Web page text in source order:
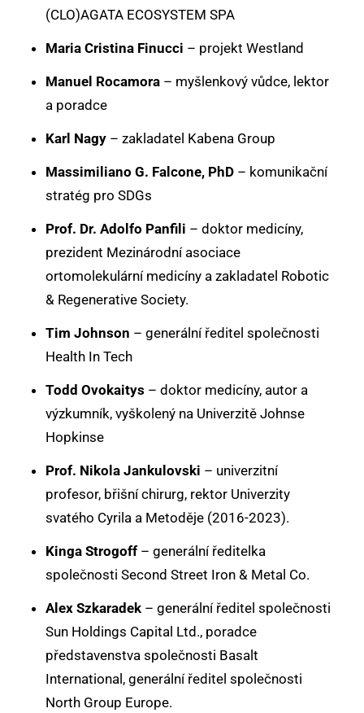
(CLO)AGATA ECOSYSTEM SPA
Maria Cristina Finucci – projekt Westland
Manuel Rocamora – myšlenkový vůdce, lektor
a poradce
Karl Nagy – zakladatel Kabena Group
Massimiliano G. Falcone, PhD – komunikační
stratég pro SDGs
Prof. Dr. Adolfo Panfili – doktor medicíny,
prezident Mezinárodní asociace
ortomolekulární medicíny a zakladatel Robotic
& Regenerative Society.
Tim Johnson – generální ředitel společnosti
Health In Tech
Todd Ovokaitys – doktor medicíny, autor a
výzkumník, vyškolený na Univerzitě Johnse
Hopkinse
Prof. Nikola Jankulovski – univerzitní
profesor, břišní chirurg, rektor Univerzity
svatého Cyrila a Metoděje (2016-2023).
Kinga Strogoff – generální ředitelka
společnosti Second Street Iron & Metal Co.
Alex Szkaradek – generální ředitel společnosti
Sun Holdings Capital Ltd., poradce
představenstva společnosti Basalt
International, generální ředitel společnosti
North Group Europe.